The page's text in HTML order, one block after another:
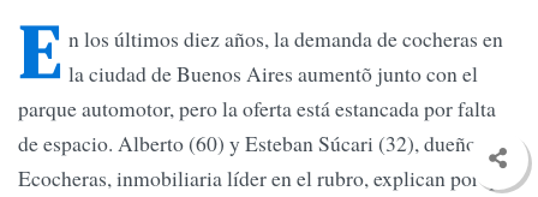
E n los últimos diez años, la demanda de cocheras en
la ciudad de Buenos Aires aumentõ junto con el
parque automotor, pero la oferta está estancada por falta
de espacio. Alberto (60) y Esteban Súcari (32), dueños de
Ecocheras, inmobiliaria líder en el rubro, explican por qué